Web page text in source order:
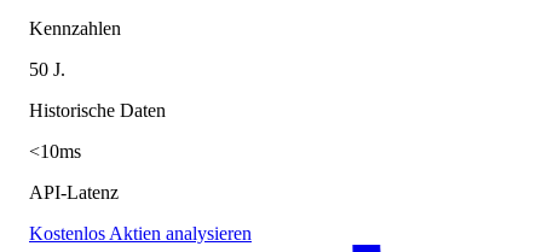
Kennzahlen
50 J.
Historische Daten
<10ms
API-Latenz
Kostenlos Aktien analysieren